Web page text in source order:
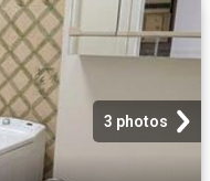
3 photos